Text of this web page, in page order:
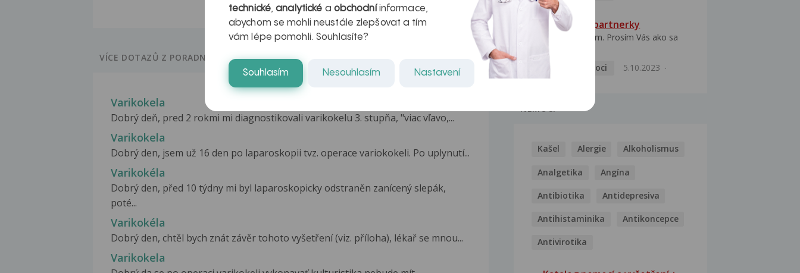
VÍCE DOTAZŮ Z PORADNY
Varikokela
Dobrý deň, pred 2 rokmi mi diagnostikovali varikokelu 3. stupňa, "viac vľavo,...
Varikokela
Dobrý den, jsem už 16 den po laparoskopii tvz. operace variokokeli. Po uplynutí...
Varikokéla
Dobrý den, před 10 týdny mi byl laparoskopicky odstraněn zanícený slepák,
poté...
Varikokéla
Dobrý den, chtěl bych znát závěr tohoto vyšetření (viz. příloha), lékař se mnou...
Varikokela
HPV typ 52 u partnerky
Dobrý deň prajem. Prosím Vás ako sa
Pohlavní nemoci
5.10.2023
NEMOCI
Kašel Alergie Alkoholismus
Analgetika Angína
Antibiotika Antidepresiva
Antihistaminika Antikoncepce
Antivirotika
technické,analytické a obchodníinformace,
abychom se mohli neustále zlepšovat a tím
vám lépe pomohli. Souhlasíte?
Souhlasím Nesouhlasím Nastavení